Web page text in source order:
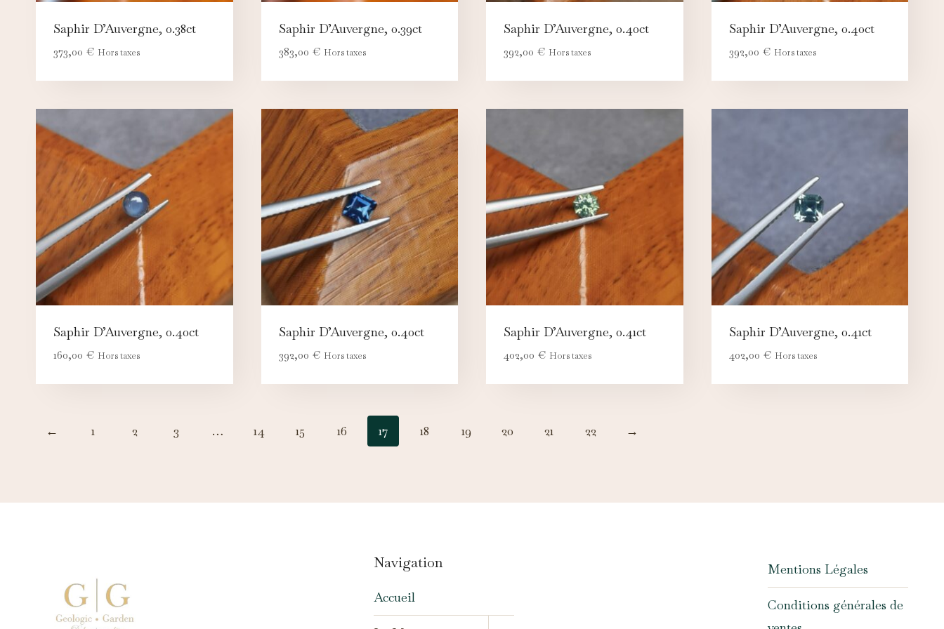
Saphir D’Auvergne, 0.38ct
373,00 € Hors taxes
Saphir D’Auvergne, 0.39ct
383,00 € Hors taxes
Saphir D’Auvergne, 0.40ct
392,00 € Hors taxes
Saphir D’Auvergne, 0.40ct
392,00 € Hors taxes
Saphir D’Auvergne, 0.40ct
160,00 € Hors taxes
Saphir D’Auvergne, 0.40ct
392,00 € Hors taxes
Saphir D’Auvergne, 0.41ct
402,00 € Hors taxes
Saphir D’Auvergne, 0.41ct
402,00 € Hors taxes
← 1 2 3 … 14 15 16 17 18 19 20 21 22 →
Navigation
Accueil
Mentions Légales
Conditions générales de